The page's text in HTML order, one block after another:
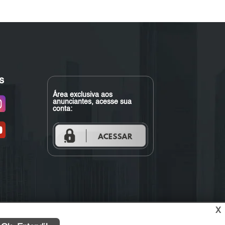
Área exclusiva aos
anunciantes, acesse sua
conta:
X